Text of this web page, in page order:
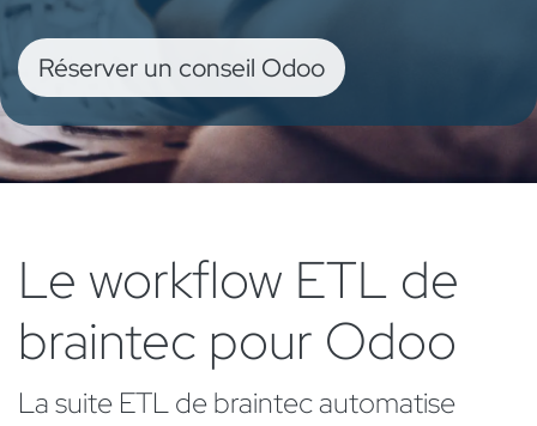
Réserver un conseil Odoo
Le workflow ETL de
braintec pour Odoo
La suite ETL de braintec automatise